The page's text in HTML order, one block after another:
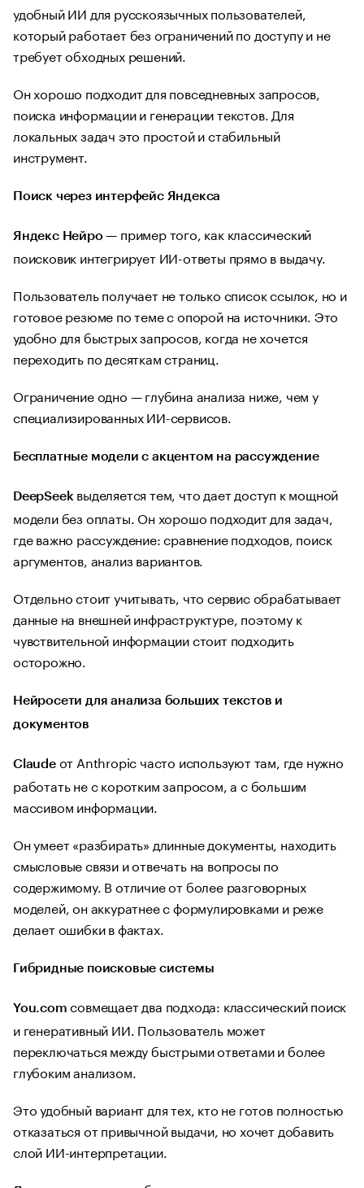
удобный ИИ для русскоязычных пользователей,
который работает без ограничений по доступу и не
требует обходных решений.
Он хорошо подходит для повседневных запросов,
поиска информации и генерации текстов. Для
локальных задач это простой и стабильный
инструмент.
Поиск через интерфейс Яндекса
Яндекс Нейро— пример того, как классический
поисковик интегрирует ИИ-ответы прямо в выдачу.
Пользователь получает не только список ссылок, но и
готовое резюме по теме с опорой на источники. Это
удобно для быстрых запросов, когда не хочется
переходить по десяткам страниц.
Ограничение одно — глубина анализа ниже, чем у
специализированных ИИ-сервисов.
Бесплатные модели с акцентом на рассуждение
DeepSeek выделяется тем, что дает доступ к мощной
модели без оплаты. Он хорошо подходит для задач,
где важно рассуждение: сравнение подходов, поиск
аргументов, анализ вариантов.
Отдельно стоит учитывать, что сервис обрабатывает
данные на внешней инфраструктуре, поэтому к
чувствительной информации стоит подходить
осторожно.
Нейросети для анализа больших текстов и
документов
Claude от Anthropic часто используют там, где нужно
работать не с коротким запросом, а с большим
массивом информации.
Он умеет «разбирать» длинные документы, находить
смысловые связи и отвечать на вопросы по
содержимому. В отличие от более разговорных
моделей, он аккуратнее с формулировками и реже
делает ошибки в фактах.
Гибридные поисковые системы
You.com совмещает два подхода: классический поиск
и генеративный ИИ. Пользователь может
переключаться между быстрыми ответами и более
глубоким анализом.
Это удобный вариант для тех, кто не готов полностью
отказаться от привычной выдачи, но хочет добавить
слой ИИ-интерпретации.